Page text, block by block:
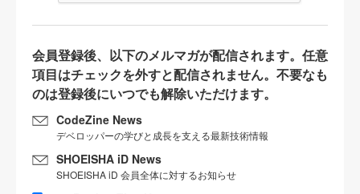
会員登録後、以下のメルマガが配信されます。任意
項目はチェックを外すと配信されません。不要なも
のは登録後にいつでも解除いただけます。
CodeZine News
デベロッパーの学びと成長を支える最新技術情報
SHOEISHA iD News
SHOEISHA iD 会員全体に対するお知らせ